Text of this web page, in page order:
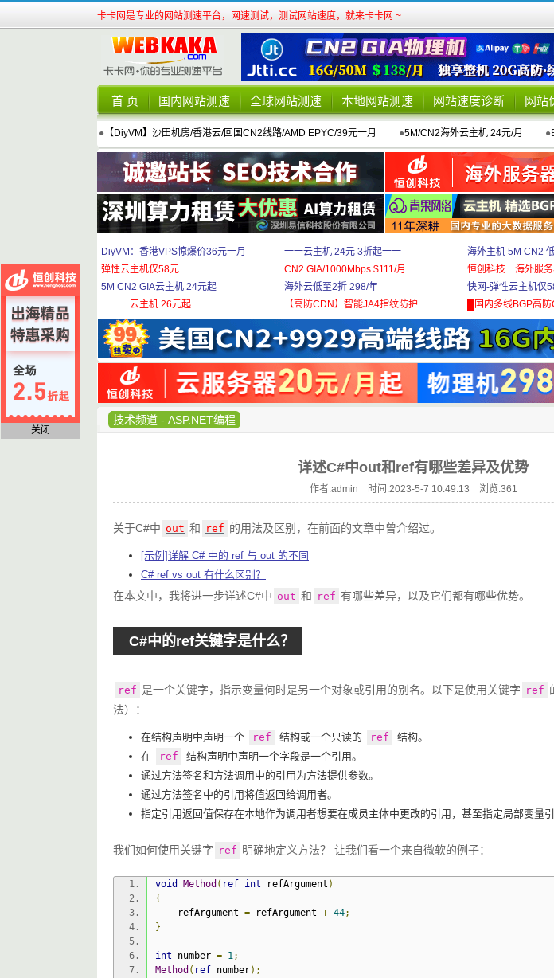
卡卡网是专业的网站测速平台，网速测试，测试网站速度，就来卡卡网 ~
首 页 国内网站测速 全球网站测速 本地网站测速 网站速度诊断 网站
● 【DiyVM】沙田机房/香港云/回国CN2线路/AMD EPYC/39元一月 ●5M/CN2海外云主机 24元/月 ●
DiyVM：香港VPS惊爆价36元一月
弹性云主机仅58元
5M CN2 GIA云主机 24元起
一一一云主机 26元起一一一
一一云主机 24元 3折起一一
CN2 GIA/1000Mbps $111/月
海外云低至2折 298/年
【高防CDN】智能JA4指纹防护
海外主机 5M CN2
恒创科技一海外服
快网-弹性云主机仅
█国内多线BGP高
技术频道 - ASP.NET编程
详述C#中out和ref有哪些差异及优势
作者:admin 时间:2023-5-7 10:49:13 浏览:361
关于C#中 out 和 ref 的用法及区别，在前面的文章中曾介绍过。
[示例]详解 C# 中的 ref 与 out 的不同
C# ref vs out 有什么区别？
在本文中，我将进一步详述C#中 out 和 ref 有哪些差异，以及它们都有哪些优势。
C#中的ref关键字是什么？
ref 是一个关键字，指示变量何时是另一个对象或引用的别名。以下是使用关键字 ref
法）：
在结构声明中声明一个 ref 结构或一个只读的 ref
结构。
在
ref
结构声明中声明一个字段是一个引用。
通过方法签名和方法调用中的引用为方法提供参数。
通过方法签名中的引用将值返回给调用者。
指定引用返回值保存在本地作为调用者想要在成员主体中更改的引用，甚至指定局部变量引
我们如何使用关键字 ref 明确地定义方法？ 让我们看一个来自微软的例子：
void Method ( ref int refArgument )
{
refArgument = refArgument + 44;
}
int number = 1;
Method ( ref number);
关闭